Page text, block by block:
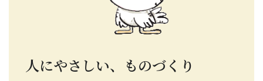
人にやさしい、ものづくり